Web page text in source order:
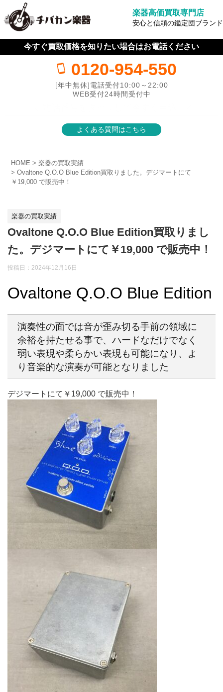
楽器高価買取専門店
安心と信頼の鑑定団ブランド
今すぐ買取価格を知りたい場合はお電話ください
0120-954-550
[年中無休]電話受付10:00～22:00
WEB受付24時間受付中
よくある質問はこちら
HOME
楽器の買取実績
Ovaltone Q.O.O Blue Edition買取りました。デジマートにて
￥19,000 で販売中！
楽器の買取実績
Ovaltone Q.O.O Blue Edition買取りまし
た。デジマートにて￥19,000 で販売中！
投稿日：2024年12月16日
Ovaltone Q.O.O Blue Edition
演奏性の面では音が歪み切る手前の領域に
余裕を持たせる事で、ハードなだけでなく
弱い表現や柔らかい表現も可能になり、よ
り音楽的な演奏が可能となりました
デジマートにて￥19,000 で販売中！